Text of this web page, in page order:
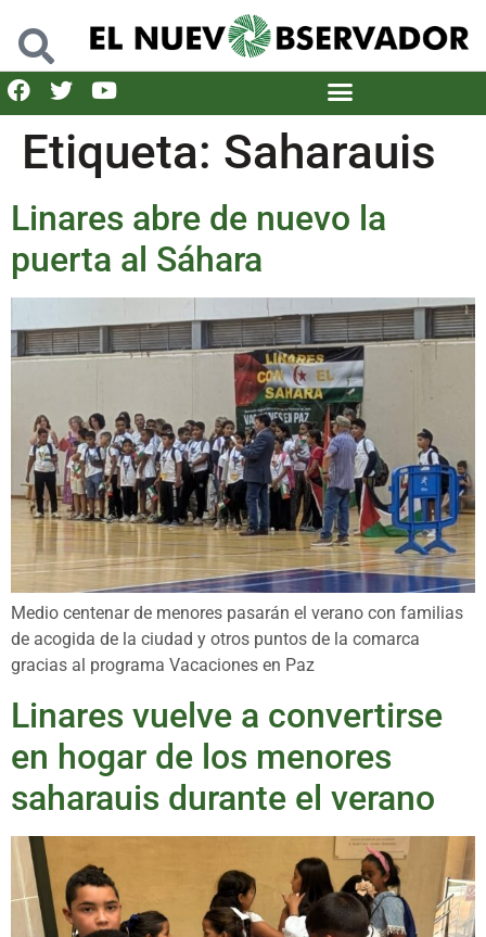
Etiqueta: Saharauis
Linares abre de nuevo la
puerta al Sáhara
Medio centenar de menores pasarán el verano con familias
de acogida de la ciudad y otros puntos de la comarca
gracias al programa Vacaciones en Paz
Linares vuelve a convertirse
en hogar de los menores
saharauis durante el verano